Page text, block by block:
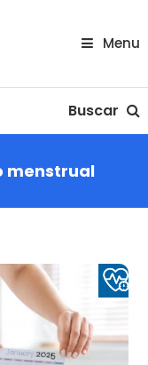
Menu
Buscar
menstrual